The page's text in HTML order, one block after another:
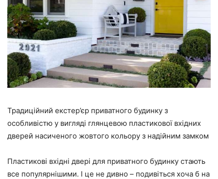
Традиційний екстер’єр приватного будинку з
особливістю у вигляді глянцевою пластикової вхідних
дверей насиченого жовтого кольору з надійним замком
Пластикові вхідні двері для приватного будинку стають
все популярнішими. І це не дивно – подивіться хоча б на